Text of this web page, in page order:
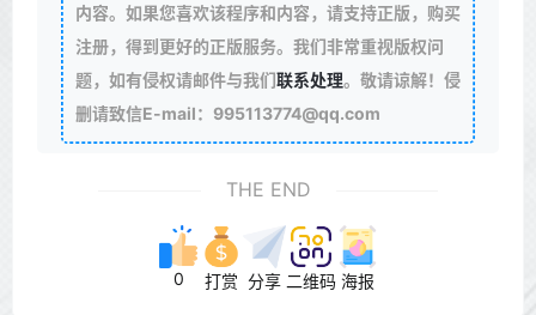
内容。如果您喜欢该程序和内容，请支持正版，购买
注册，得到更好的正版服务。我们非常重视版权问
题，如有侵权请邮件与我们联系处理。敬请谅解！侵
删请致信E-mail：995113774@qq.com
THE END
0 打赏 分享 二维码 海报